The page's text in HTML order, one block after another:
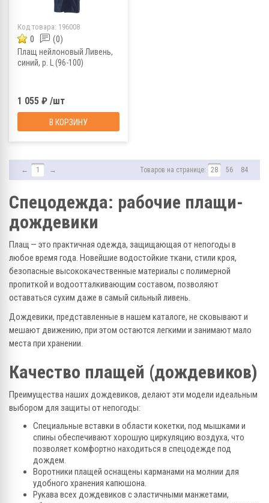
Код товара: 196008
0 (0)
Плащ нейлоновый Ливень,
синий, р. L (96-100)
1 055 ₽ /шт
В КОРЗИНУ
← 1 → Товаров на странице: 28 56 84
Спецодежда: рабочие плащи-
дождевики
Плащ — это практичная одежда, защищающая от непогоды в
любое время года. Новейшие водостойкие ткани, стили кроя,
безопасные высококачественные материалы с полимерной
пропиткой и водоотталкивающим составом, позволяют
оставаться сухим даже в самый сильный ливень.
Дождевики, представленные в нашем каталоге, не сковывают и
мешают движению, при этом остаются легкими и занимают мало
места при хранении.
Качество плащей (дождевиков)
Преимущества наших дождевиков, делают эти модели идеальным
выбором для защиты от непогоды:
Специальные вставки в области кокетки, под мышками и
спины обеспечивают хорошую циркуляцию воздуха, что
позволяет комфортно находиться в спецодежде под
дождем.
Воротники плащей оснащены карманами на молнии для
удобного хранения капюшона.
Рукава всех дождевиков с эластичными манжетами,